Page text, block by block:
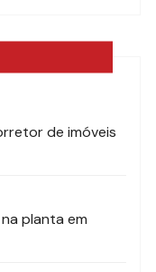
de imóveis
planta em